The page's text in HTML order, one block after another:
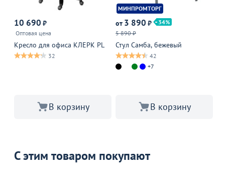
10 690 ₽
Оптовая цена
Кресло для офиса КЛЕРК PL
32
В корзину
МИНПРОМТОРГ
от 3 890 ₽
34
5 890 ₽
Стул Самба, бежевый
42
+7
В корзину
С этим товаром покупают